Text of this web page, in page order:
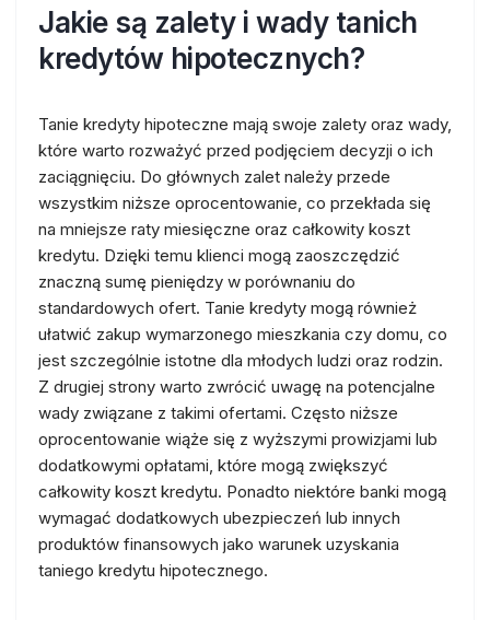
Jakie są zalety i wady tanich
kredytów hipotecznych?
Tanie kredyty hipoteczne mają swoje zalety oraz wady,
które warto rozważyć przed podjęciem decyzji o ich
zaciągnięciu. Do głównych zalet należy przede
wszystkim niższe oprocentowanie, co przekłada się
na mniejsze raty miesięczne oraz całkowity koszt
kredytu. Dzięki temu klienci mogą zaoszczędzić
znaczną sumę pieniędzy w porównaniu do
standardowych ofert. Tanie kredyty mogą również
ułatwić zakup wymarzonego mieszkania czy domu, co
jest szczególnie istotne dla młodych ludzi oraz rodzin.
Z drugiej strony warto zwrócić uwagę na potencjalne
wady związane z takimi ofertami. Często niższe
oprocentowanie wiąże się z wyższymi prowizjami lub
dodatkowymi opłatami, które mogą zwiększyć
całkowity koszt kredytu. Ponadto niektóre banki mogą
wymagać dodatkowych ubezpieczeń lub innych
produktów finansowych jako warunek uzyskania
taniego kredytu hipotecznego.